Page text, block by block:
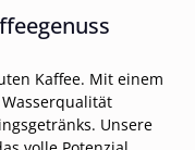
Kaffee. Mit einem
Unsere